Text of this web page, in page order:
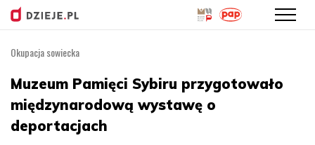
treści
Okupacja sowiecka
Muzeum Pamięci Sybiru przygotowało
międzynarodową wystawę o
deportacjach